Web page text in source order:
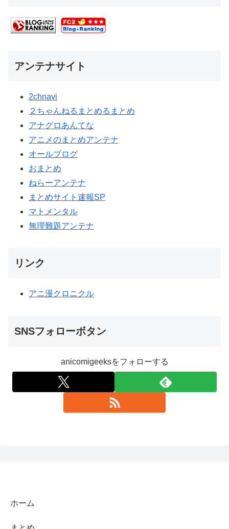
アンテナサイト
2chnavi
２ちゃんねるまとめるまとめ
アナグロあんてな
アニメのまとめアンテナ
オールブログ
おまとめ
ねらーアンテナ
まとめサイト速報SP
マトメンタル
無理難題アンテナ
リンク
アニ漫クロニクル
SNSフォローボタン
anicomigeeksをフォローする
ホーム